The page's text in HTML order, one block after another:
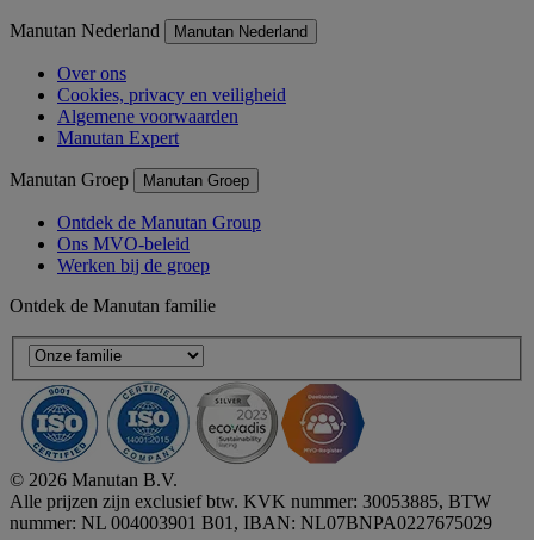
Manutan Nederland Manutan Nederland
Over ons
Cookies, privacy en veiligheid
Algemene voorwaarden
Manutan Expert
Manutan Groep Manutan Groep
Ontdek de Manutan Group
Ons MVO-beleid
Werken bij de groep
Ontdek de Manutan familie
© 2026 Manutan B.V.
Alle prijzen zijn exclusief btw. KVK nummer: 30053885, BTW
nummer: NL 004003901 B01, IBAN: NL07BNPA0227675029